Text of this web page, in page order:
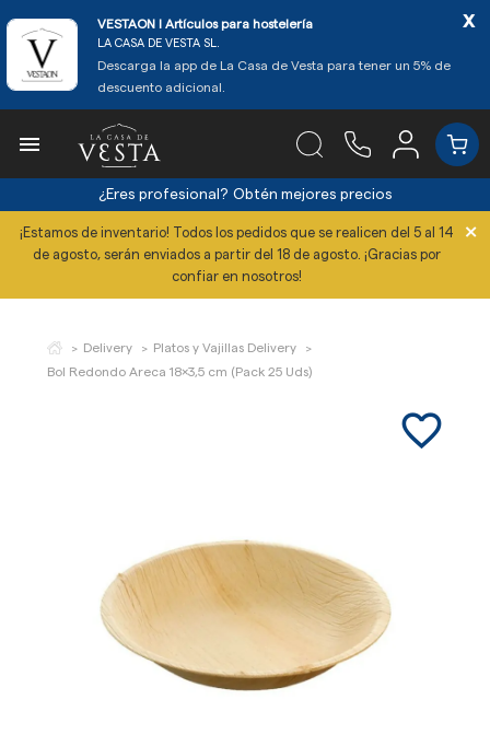
VESTAON l Artículos para hostelería
LA CASA DE VESTA SL.
Descarga la app de La Casa de Vesta para tener un 5% de
descuento adicional.
x

¿Eres profesional? Obtén mejores precios
¡Estamos de inventario! Todos los pedidos que se realicen del 5 al 14
de agosto, serán enviados a partir del 18 de agosto. ¡Gracias por
confiar en nosotros!
×
Delivery
Platos y Vajillas Delivery
Bol Redondo Areca 18x3,5 cm (Pack 25 Uds)
favorite_border